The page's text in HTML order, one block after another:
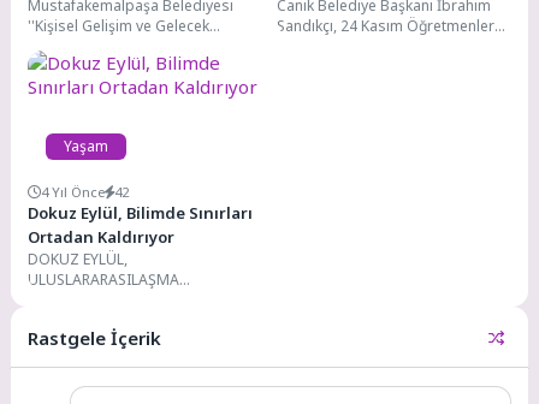
ilgi
Mustafakemalpaşa Belediyesi
''Kişisel Gelişim ve Gelecek
Kaygısı Semineri'' düzenledi
Kişisel gelişim ve gelecek kaygısı
semineri...
Mesajı
Canik Belediye Başkanı İbrahim
Sandıkçı, 24 Kasım Öğretmenler
Yaşam
4 Yıl Önce 42
Dokuz Eylül, Bilimde Sınırları
Ortadan Kaldırıyor
DOKUZ EYLÜL,
ULUSLARARASILAŞMA
uluslararasılaşma hedeflerine
Rastgele İçerik